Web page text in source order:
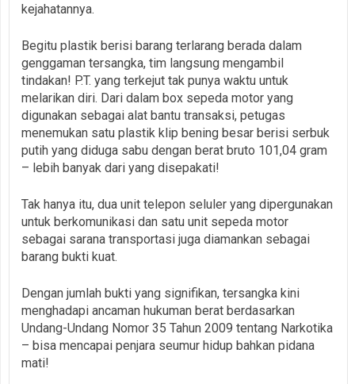
kejahatannya.
Begitu plastik berisi barang terlarang berada dalam
genggaman tersangka, tim langsung mengambil
tindakan! P.T. yang terkejut tak punya waktu untuk
melarikan diri. Dari dalam box sepeda motor yang
digunakan sebagai alat bantu transaksi, petugas
menemukan satu plastik klip bening besar berisi serbuk
putih yang diduga sabu dengan berat bruto 101,04 gram
– lebih banyak dari yang disepakati!
Tak hanya itu, dua unit telepon seluler yang dipergunakan
untuk berkomunikasi dan satu unit sepeda motor
sebagai sarana transportasi juga diamankan sebagai
barang bukti kuat.
Dengan jumlah bukti yang signifikan, tersangka kini
menghadapi ancaman hukuman berat berdasarkan
Undang-Undang Nomor 35 Tahun 2009 tentang Narkotika
– bisa mencapai penjara seumur hidup bahkan pidana
mati!